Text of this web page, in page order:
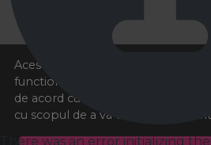
Acest site foloseste cookies
functionalitatea dorita. Navigand
de acord cu
si
cu scopul de a va oferi o
There was an error initializing